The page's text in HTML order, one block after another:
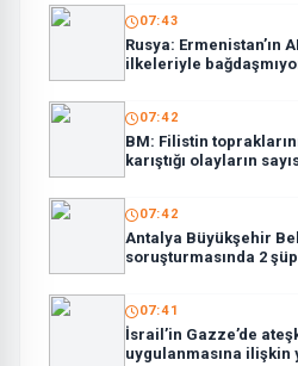
07:43
Rusya: Ermenistan’ın
ilkeleriyle
07:42
BM: Filistin
karıştığı olayların
07:42
Antalya Büyükşehir
soruşturmasında 2
07:41
İsrail’in Gazze’de
uygulanmasına ilişkin